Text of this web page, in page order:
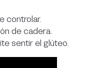
controlar.
de cadera.
sentir el glúteo.